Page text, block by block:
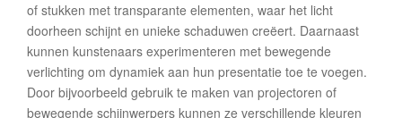
of stukken met transparante elementen, waar het licht
doorheen schijnt en unieke schaduwen creëert. Daarnaast
kunnen kunstenaars experimenteren met bewegende
verlichting om dynamiek aan hun presentatie toe te voegen.
Door bijvoorbeeld gebruik te maken van projectoren of
bewegende schijnwerpers kunnen ze verschillende kleuren